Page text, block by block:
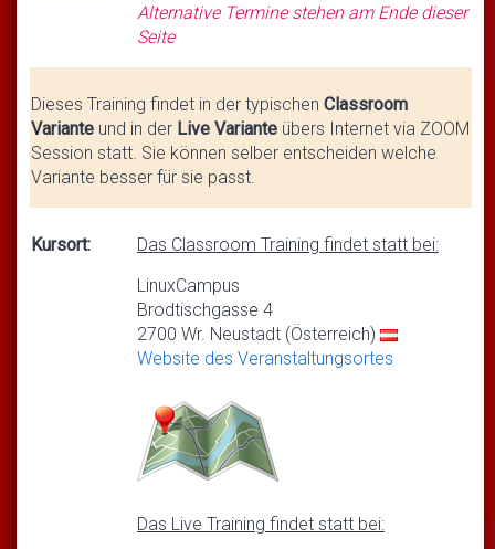
Alternative Termine stehen am Ende dieser
Seite
Dieses Training findet in der typischen Classroom
Variante und in der Live Variante übers Internet via ZOOM
Session statt. Sie können selber entscheiden welche
Variante besser für sie passt.
Kursort:
Das Classroom Training findet statt bei:
LinuxCampus
Brodtischgasse 4
2700 Wr. Neustadt (Österreich)
Website des Veranstaltungsortes
Das Live Training findet statt bei: